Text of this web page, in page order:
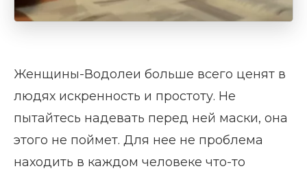
Женщины-Водолеи больше всего ценят в
людях искренность и простоту. Не
пытайтесь надевать перед ней маски, она
этого не поймет. Для нее не проблема
находить в каждом человеке что-то